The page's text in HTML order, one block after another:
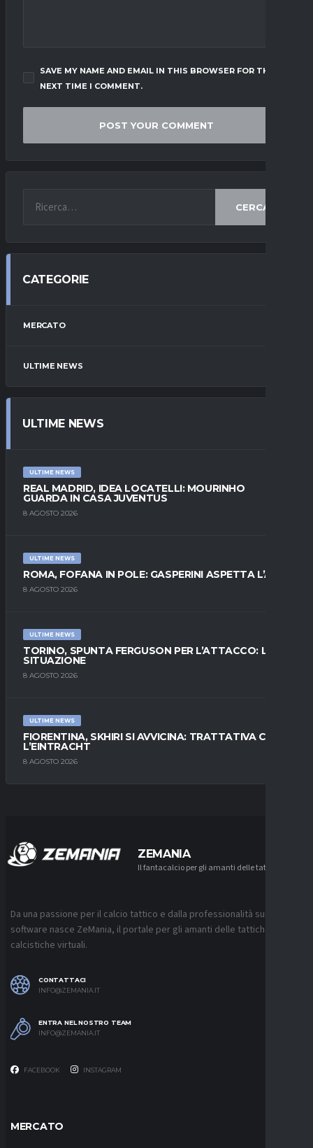
SAVE MY NAME AND EMAIL IN THIS BROWSER FOR THE
NEXT TIME I COMMENT.
CERCA
CATEGORIE
MERCATO
ULTIME NEWS
ULTIME NEWS
ULTIME NEWS
REAL MADRID, IDEA LOCATELLI: MOURINHO
GUARDA IN CASA JUVENTUS
8 AGOSTO 2026
ULTIME NEWS
ROMA, FOFANA IN POLE: GASPERINI ASPETTA L’ALA
8 AGOSTO 2026
ULTIME NEWS
TORINO, SPUNTA FERGUSON PER L’ATTACCO: LA
SITUAZIONE
8 AGOSTO 2026
ULTIME NEWS
FIORENTINA, SKHIRI SI AVVICINA: TRATTATIVA CON
L’EINTRACHT
8 AGOSTO 2026
ZEMANIA
Il fantacalcio per gli amanti delle tattiche
Da una passione per il calcio tattico e dalla professionalità sui
software nasce ZeMania, il portale per gli amanti delle tattiche
calcistiche virtuali.
CONTATTACI
INFO@ZEMANIA.IT
ENTRA NEL NOSTRO TEAM
INFO@ZEMANIA.IT
FACEBOOK INSTAGRAM
MERCATO